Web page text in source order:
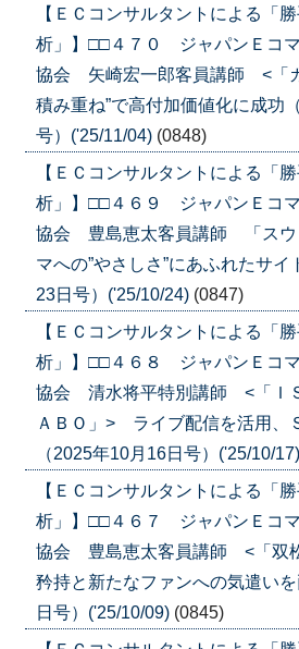
【ＥＣコンサルタントによる「
析」】□□４７０ ジャパンＥコ
協会 矢崎宏一郎客員講師 <「
積み重ね”で高付加価値化に成功
号）('25/11/04) (0848)
【ＥＣコンサルタントによる「
析」】□□４６９ ジャパンＥコ
協会 豊島恵太客員講師 「ス
マへの”やさしさ”にあふれたサイ
23日号）('25/10/24) (0847)
【ＥＣコンサルタントによる「
析」】□□４６８ ジャパンＥコ
協会 清水将平特別講師 <「Ｉ
ＡＢＯ」> ライブ配信を活用、
（2025年10月16日号）('25/10/17)
【ＥＣコンサルタントによる「
析」】□□４６７ ジャパンＥコ
協会 豊島恵太客員講師 <「双
矜持と新たなファンへの気遣い
日号）('25/10/09) (0845)